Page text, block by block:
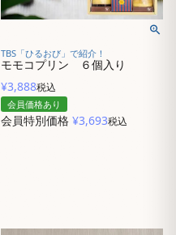
TBS「ひるおび」で紹介！
モモコプリン ６個入り
¥3,888税込
会員価格あり
会員特別価格 ¥3,693税込